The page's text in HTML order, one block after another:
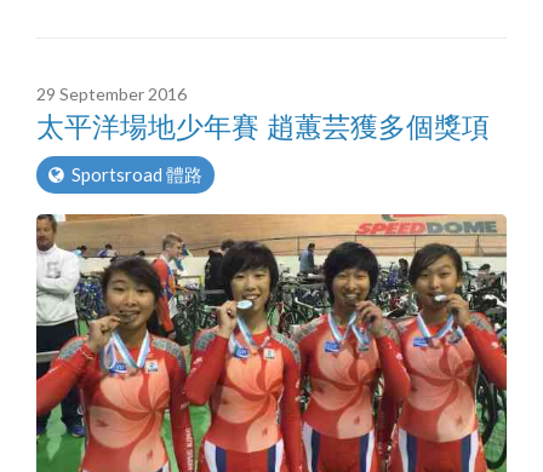
29 September 2016
太平洋場地少年賽 趙蕙芸獲多個獎項
Sportsroad 體路